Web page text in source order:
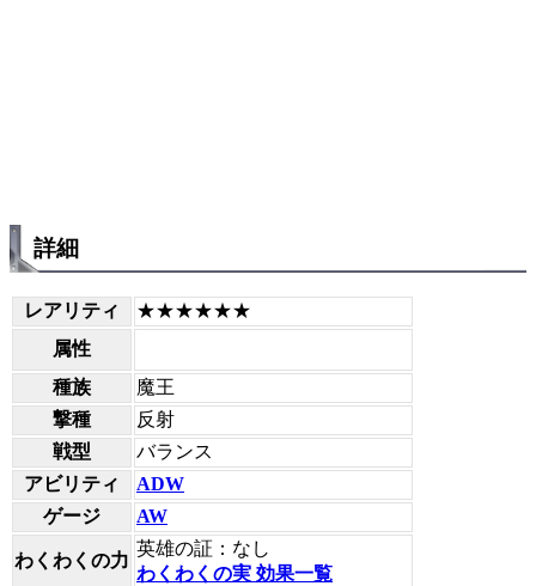
詳細
レアリティ
★★★★★★
属性
種族
魔王
撃種
反射
戦型
バランス
アビリティ
ADW
ゲージ
AW
わくわくの力
英雄の証：なし
わくわくの実 効果一覧